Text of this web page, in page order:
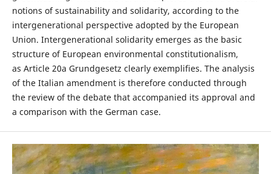
notions of sustainability and solidarity, according to the
intergenerational perspective adopted by the European
Union. Intergenerational solidarity emerges as the basic
structure of European environmental constitutionalism,
as Article 20a Grundgesetz clearly exemplifies. The analysis
of the Italian amendment is therefore conducted through
the review of the debate that accompanied its approval and
a comparison with the German case.